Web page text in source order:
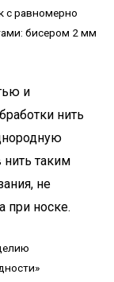
с равномерно
бисером 2 мм
и
нить
нить таким
не
при носке.